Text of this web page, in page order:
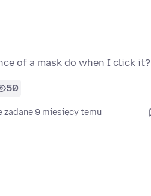
of a mask do when I click it?
50
zadane 9 miesięcy temu